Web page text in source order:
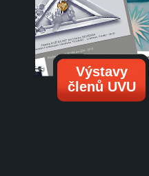
Výstavy
členů UVU